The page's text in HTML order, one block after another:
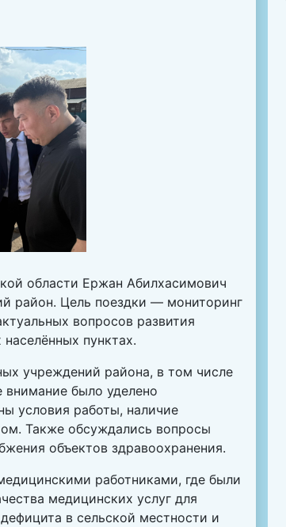
области Ержан Абилхасимович
район. Цель поездки — мониторинг
вопросов развития
пунктах.
учреждений района, в том числе
было уделено
условия работы, наличие
Также обсуждались вопросы
объектов здравоохранения.
работниками, где были
медицинских услуг для
в сельской местности и